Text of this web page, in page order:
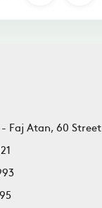
Faj Atan, 60 Street